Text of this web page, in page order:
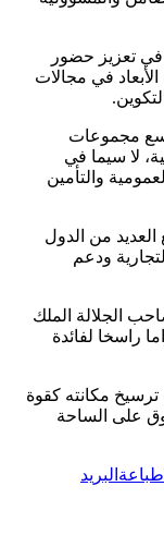
في تعزيز حضور
في مجالات
مجموعات
لا سيما في
والتأمين
العديد من الدول
ودعم
الجلالة الملك
راسخا لفائدة
مكانته كقوة
على الساحة
طباعة البريد